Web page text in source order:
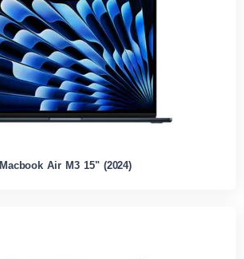
Macbook Air M3 15" (2024)